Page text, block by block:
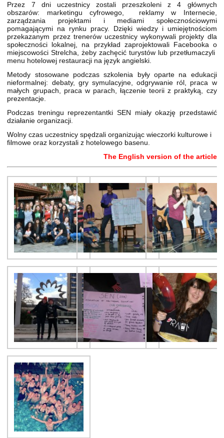
Przez 7 dni uczestnicy zostali przeszkoleni z 4 głównych
obszarów: marketingu cyfrowego, reklamy w Internecie,
zarządzania projektami i mediami społecznościowymi
pomagającymi na rynku pracy. Dzięki wiedzy i umiejętnościom
przekazanym przez trenerów uczestnicy wykonywali projekty dla
społeczności lokalnej, na przykład zaprojektowali Facebooka o
miejscowości Strelcha, żeby zachęcić turystów lub przetłumaczyli
menu hotelowej restauracji na język angielski.
Metody stosowane podczas szkolenia były oparte na edukacji
nieformalnej: debaty, gry symulacyjne, odgrywanie ról, praca w
małych grupach, praca w parach, łączenie teorii z praktyką, czy
prezentacje.
Podczas treningu reprezentantki SEN miały okazję przedstawić
działanie organizacji.
Wolny czas uczestnicy spędzali organizując wieczorki kulturowe i
filmowe oraz korzystali z hotelowego basenu.
The English version of the article